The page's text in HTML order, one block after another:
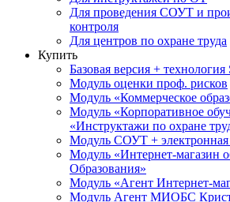
Для проведения СОУТ и
контроля
Для центров по охране труда
Купить
Базовая версия + технология
Модуль оценки проф. рисков
Модуль «Коммерческое
Модуль «Корпоративное
«Инструктажи по охране
Модуль СОУТ + электронная
Модуль «Интернет-магазин
Образования»
Модуль «Агент Интернет-
Модуль Агент МИОБС